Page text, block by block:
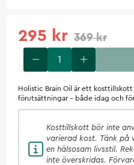
295 kr 369 kr
Holistic Brain Oil är ett
förutsättningar – både idag och
Kosttillskott bör inte
varierad kost. Tänk på
en hälsosam livsstil.
inte överskridas.